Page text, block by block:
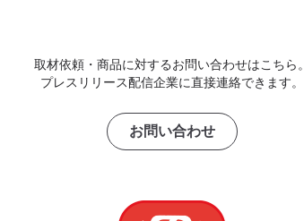
取材依頼・商品に対するお問い合わせはこちら。
プレスリリース配信企業に直接連絡できます。
お問い合わせ